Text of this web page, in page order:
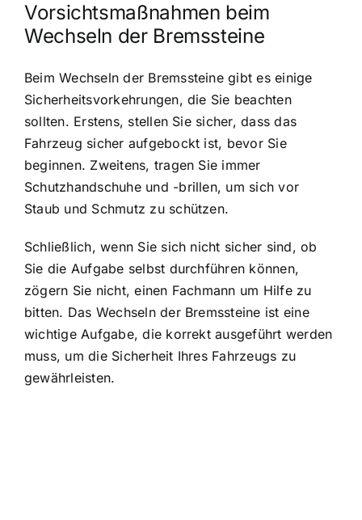
Vorsichtsmaßnahmen beim
Wechseln der Bremssteine
Beim Wechseln der Bremssteine gibt es einige
Sicherheitsvorkehrungen, die Sie beachten
sollten. Erstens, stellen Sie sicher, dass das
Fahrzeug sicher aufgebockt ist, bevor Sie
beginnen. Zweitens, tragen Sie immer
Schutzhandschuhe und -brillen, um sich vor
Staub und Schmutz zu schützen.
Schließlich, wenn Sie sich nicht sicher sind, ob
Sie die Aufgabe selbst durchführen können,
zögern Sie nicht, einen Fachmann um Hilfe zu
bitten. Das Wechseln der Bremssteine ist eine
wichtige Aufgabe, die korrekt ausgeführt werden
muss, um die Sicherheit Ihres Fahrzeugs zu
gewährleisten.